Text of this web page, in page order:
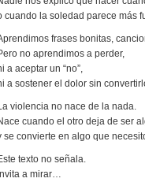
cuando la soledad parece más
frases bonitas,
no aprendimos a perder,
a aceptar un “no”,
a sostener el dolor sin
violencia no nace de la nada.
cuando el otro deja de ser
se convierte en algo que
texto no señala.
a mirar…